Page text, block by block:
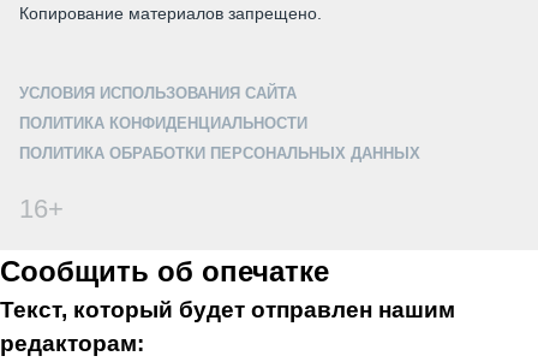
Копирование материалов запрещено.
УСЛОВИЯ ИСПОЛЬЗОВАНИЯ САЙТА
ПОЛИТИКА КОНФИДЕНЦИАЛЬНОСТИ
ПОЛИТИКА ОБРАБОТКИ ПЕРСОНАЛЬНЫХ ДАННЫХ
16+
Сообщить об опечатке
Текст, который будет отправлен нашим
редакторам: